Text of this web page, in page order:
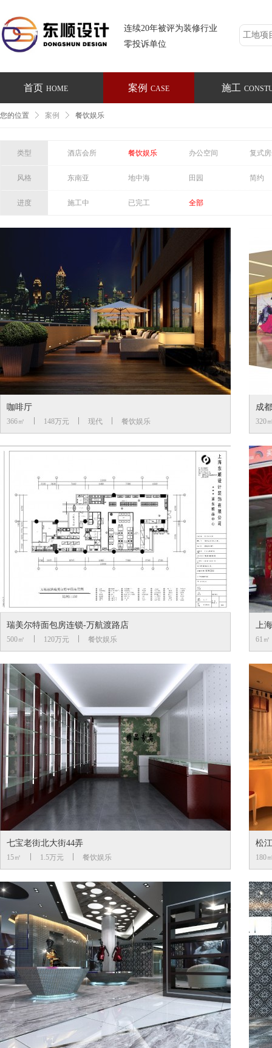
连续20年被评为装修行业
零投诉单位
首页 HOME 案例 CASE 施工
您的位置 案例 餐饮娱乐
类型 酒店会所 餐饮娱乐 办公空间 复式
风格 东南亚 地中海 田园 简约
进度 施工中 已完工 全部
咖啡厅
366㎡ 148万元 现代 餐饮娱乐
成
320
瑞美尔特面包房连锁-万航渡路店
500㎡ 120万元 餐饮娱乐
上
61㎡
七宝老街北大街44弄
15㎡ 1.5万元 餐饮娱乐
松
180